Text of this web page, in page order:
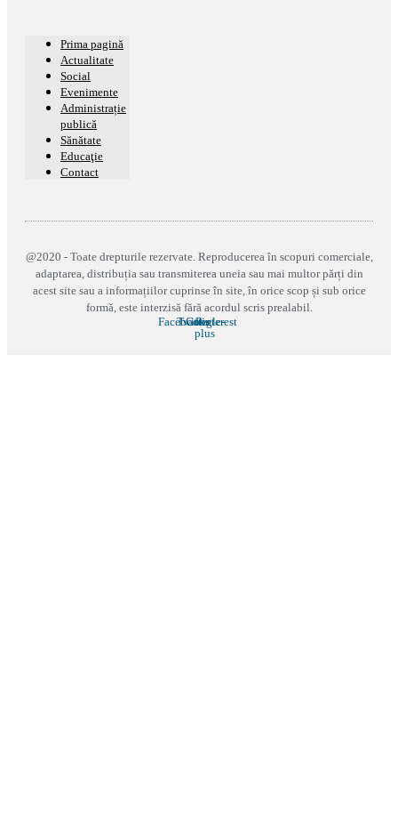
Prima pagină
Actualitate
Social
Evenimente
Administrație
publică
Sănătate
Educaţie
Contact
@2020 - Toate drepturile rezervate. Reproducerea în scopuri comerciale,
adaptarea, distribuția sau transmiterea uneia sau mai multor părți din
acest site sau a informațiilor cuprinse în site, în orice scop și sub orice
formă, este interzisă fără acordul scris prealabil.
Facebook
Twitter
Google-
plus
Pinterest